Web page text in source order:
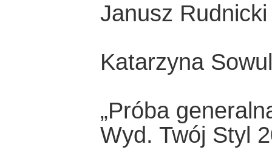
Janusz
Katarzyna
„Próba
Wyd. Twój Styl